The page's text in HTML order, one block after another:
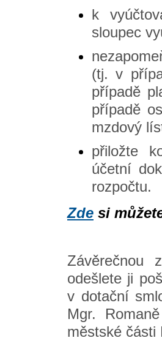
k
sloupec
(tj. v
případě
případě
mzdový
přiložte
účetní
rozpočtu.
Zde si
Závěrečnou
odešlete ji
v dotační
Mgr.
městské části